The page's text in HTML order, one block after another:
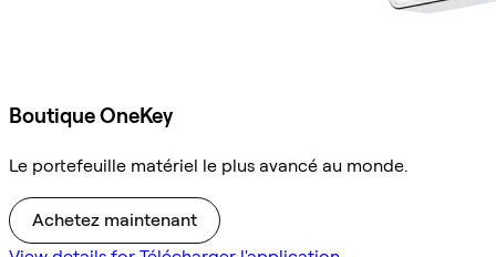
Boutique OneKey
Le portefeuille matériel le plus avancé au monde.
Achetez maintenant